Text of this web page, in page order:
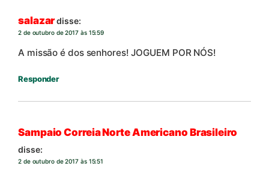
salazardisse:
2 de outubro de 2017 às 15:59
A missão é dos senhores! JOGUEM POR NÓS!
Responder
Sampaio Correia Norte Americano Brasileiro
disse:
2 de outubro de 2017 às 15:51